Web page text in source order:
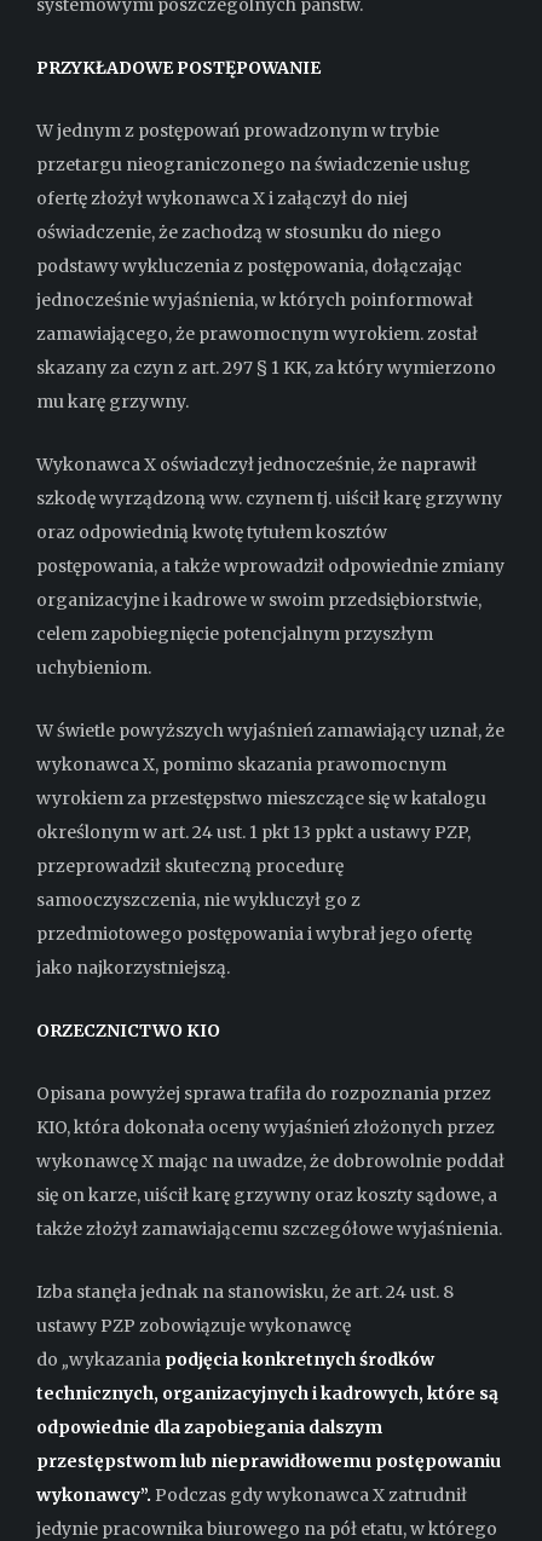
systemowymi poszczególnych państw.
PRZYKŁADOWE POSTĘPOWANIE
W jednym z postępowań prowadzonym w trybie
przetargu nieograniczonego na świadczenie usług
ofertę złożył wykonawca X i załączył do niej
oświadczenie, że zachodzą w stosunku do niego
podstawy wykluczenia z postępowania, dołączając
jednocześnie wyjaśnienia, w których poinformował
zamawiającego, że prawomocnym wyrokiem. został
skazany za czyn z art. 297 § 1 KK, za który wymierzono
mu karę grzywny.
Wykonawca X oświadczył jednocześnie, że naprawił
szkodę wyrządzoną ww. czynem tj. uiścił karę grzywny
oraz odpowiednią kwotę tytułem kosztów
postępowania, a także wprowadził odpowiednie zmiany
organizacyjne i kadrowe w swoim przedsiębiorstwie,
celem zapobiegnięcie potencjalnym przyszłym
uchybieniom.
W świetle powyższych wyjaśnień zamawiający uznał, że
wykonawca X, pomimo skazania prawomocnym
wyrokiem za przestępstwo mieszczące się w katalogu
określonym w art. 24 ust. 1 pkt 13 ppkt a ustawy PZP,
przeprowadził skuteczną procedurę
samooczyszczenia, nie wykluczył go z
przedmiotowego postępowania i wybrał jego ofertę
jako najkorzystniejszą.
ORZECZNICTWO KIO
Opisana powyżej sprawa trafiła do rozpoznania przez
KIO, która dokonała oceny wyjaśnień złożonych przez
wykonawcę X mając na uwadze, że dobrowolnie poddał
się on karze, uiścił karę grzywny oraz koszty sądowe, a
także złożył zamawiającemu szczegółowe wyjaśnienia.
Izba stanęła jednak na stanowisku, że art. 24 ust. 8
ustawy PZP zobowiązuje wykonawcę
do „wykazania podjęcia konkretnych środków
technicznych, organizacyjnych i kadrowych, które są
odpowiednie dla zapobiegania dalszym
przestępstwom lub nieprawidłowemu postępowaniu
wykonawcy”. Podczas gdy wykonawca X zatrudnił
jedynie pracownika biurowego na pół etatu, w którego